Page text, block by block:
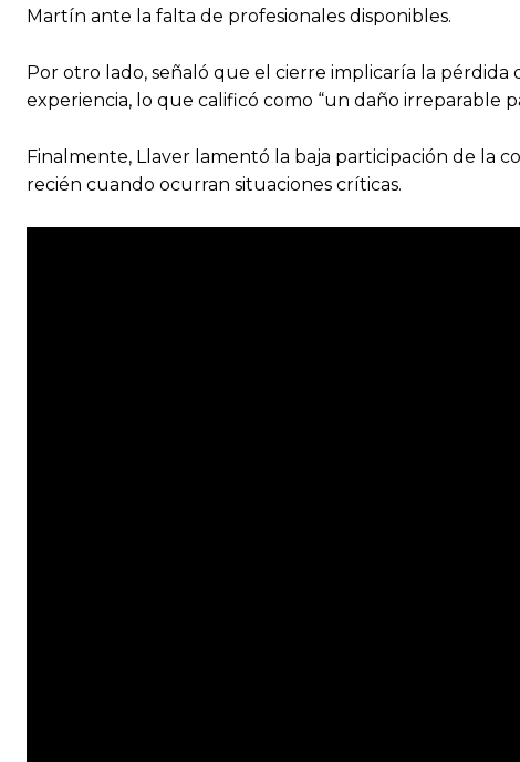
Martín ante la falta de profesionales disponibles.
Por otro lado, señaló que el cierre implicaría la
experiencia, lo que calificó como “un daño irreparable
Finalmente, Llaver lamentó la baja participación de la
recién cuando ocurran situaciones críticas.